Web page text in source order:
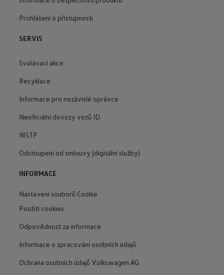
Prohlášení o přístupnosti
SERVIS
Svolávací akce
Recyklace
Informace pro nezávislé oprávce
Neoficiální dovozy vozů ID.
WLTP
Odstoupení od smlouvy (digitální služby)
INFORMACE
Nastavení souborů Cookie
Použití cookies
Odpovědnost za informace
Informace o zpracování osobních údajů
Ochrana osobních údajů Volkswagen AG